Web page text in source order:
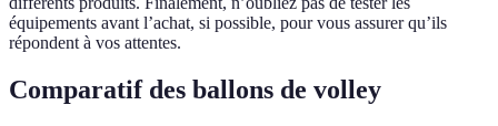
équipements avant l’achat, si possible, pour vous assurer qu’ils
répondent à vos attentes.
Comparatif des ballons de volley